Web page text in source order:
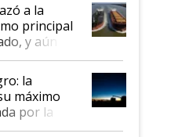
a la
principal
y aún así
seis de cada
el
la
máximo
por la